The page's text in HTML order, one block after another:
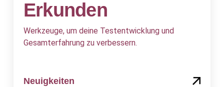
Erkunden
Werkzeuge, um deine Testentwicklung und
Gesamterfahrung zu verbessern.
Neuigkeiten